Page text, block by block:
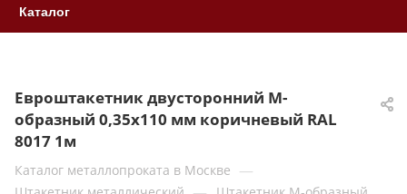
Каталог
Евроштакетник двусторонний М-
образный 0,35x110 мм коричневый RAL
8017 1м
Каталог металлопроката в Москве —